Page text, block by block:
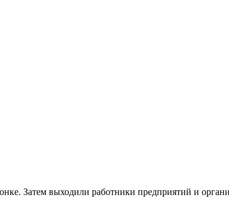
Затем выходили работники предприятий и